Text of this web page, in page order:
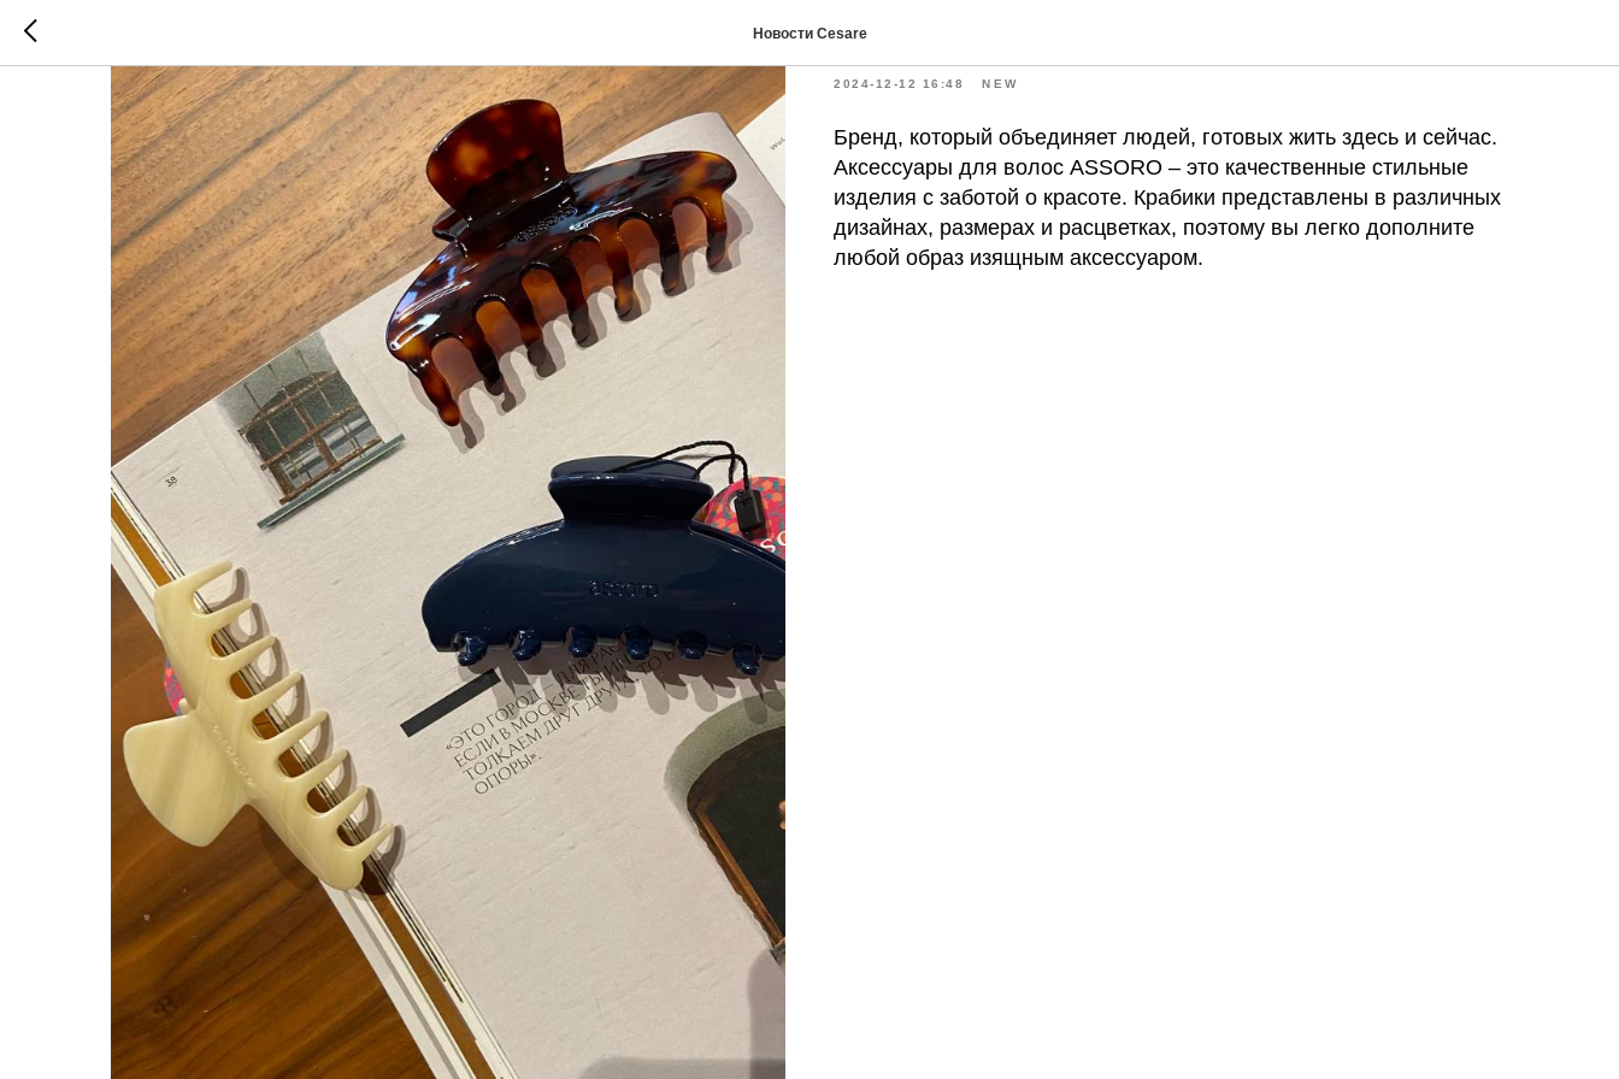
Новости CesareASSORO В CESARE
2024-12-12 16:48 NEW
Бренд, который объединяет людей, готовых жить здесь и сейчас.
Аксессуары для волос ASSORO – это качественные стильные
изделия с заботой о красоте. Крабики представлены в различных
дизайнах, размерах и расцветках, поэтому вы легко дополните
любой образ изящным аксессуаром.